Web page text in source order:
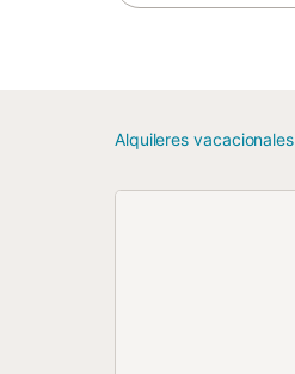
Alquileres vacacionales